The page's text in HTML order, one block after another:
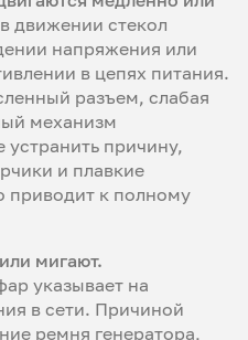
движении стекол
напряжения или
в цепях питания.
разъем, слабая
механизм
причину,
и плавкие
приводит к полному
мигают.
указывает на
в сети. Причиной
ремня генератора,